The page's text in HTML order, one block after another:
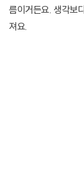
름이거든요. 생각보
져요.